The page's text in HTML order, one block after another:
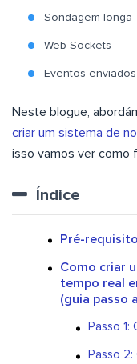
Sondagem longa
Web-Sockets
Eventos
Neste blogue,
criar um sistema de
isso vamos ver como
Índice
Pré-
Como criar
tempo real
(guia passo
Passo
Passo